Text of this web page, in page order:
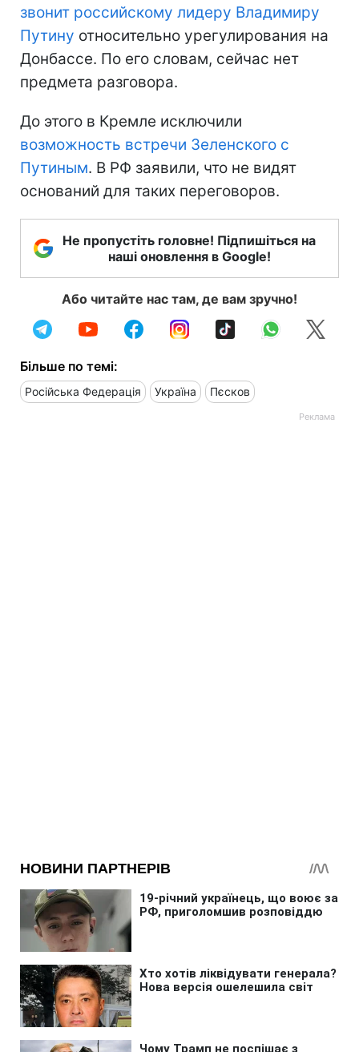
звонит российскому лидеру Владимиру
Путину относительно урегулирования на
Донбассе. По его словам, сейчас нет
предмета разговора.
До этого в Кремле исключили
возможность встречи Зеленского с
Путиным. В РФ заявили, что не видят
оснований для таких переговоров.
Не пропустіть головне! Підпишіться на
наші оновлення в Google!
Або читайте нас там, де вам зручно!
Більше по темі:
Російська Федерація Україна Пєсков